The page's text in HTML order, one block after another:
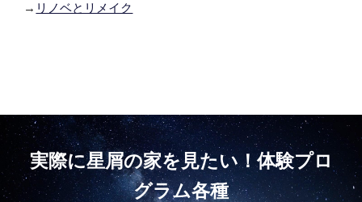
→ リノベとリメイク
実際に星屑の家を見たい！体験プロ
グラム各種